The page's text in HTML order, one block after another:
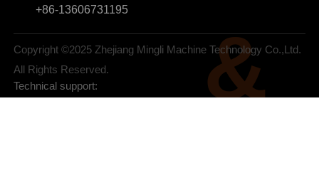
+86-13606731195
Copyright ©2025 Zhejiang Mingli Machine Technology Co.,Ltd.
All Rights Reserved.
Technical support:
&